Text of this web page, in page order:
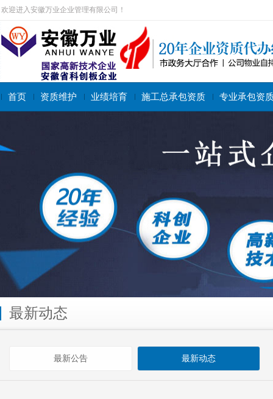
欢迎进入安徽万业企业管理有限公司！
首页 资质维护 业绩培育 施工总承包资质 专业承包资
搜索关键字： 施工总承包资质 专业承包资质 施工劳务资质
最新动态
最新公告 最新动态